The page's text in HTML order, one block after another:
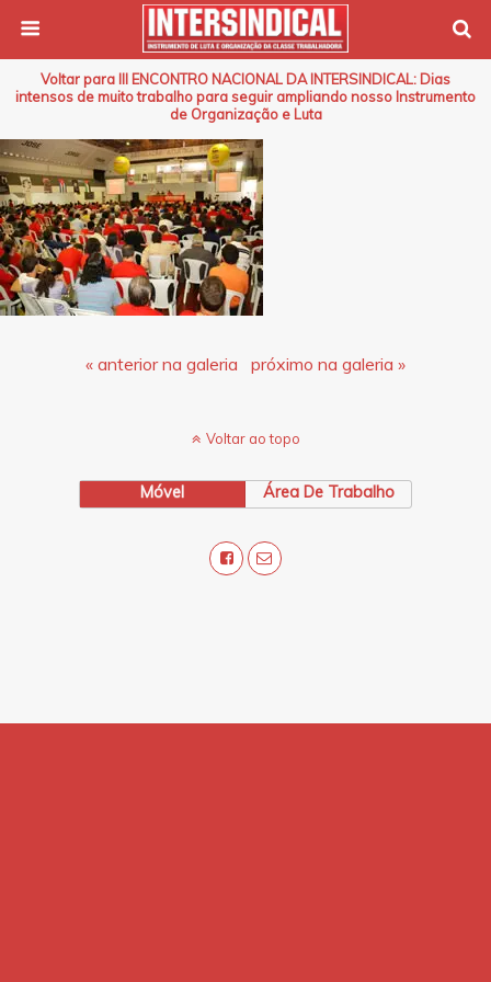
Voltar para III ENCONTRO NACIONAL DA INTERSINDICAL: Dias
intensos de muito trabalho para seguir ampliando nosso Instrumento
de Organização e Luta
« anterior na galeria próximo na galeria »
Voltar ao topo
Móvel Área De Trabalho